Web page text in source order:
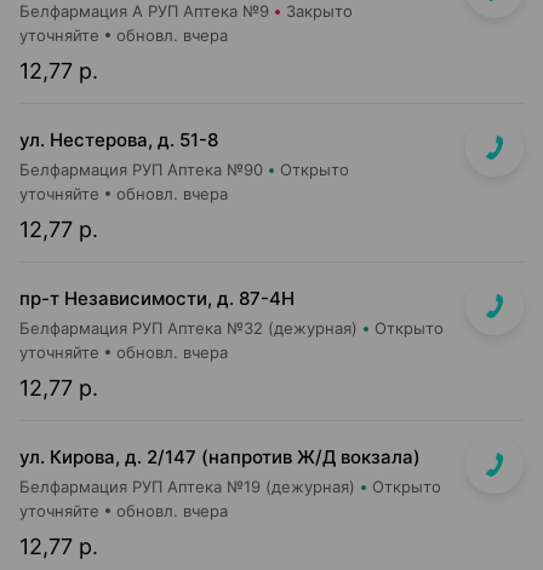
Белфармация А РУП Аптека №9 Закрыто
12,77 р.
уточняйте обновл. вчера
ул. Нестерова, д. 51-8
Белфармация РУП Аптека №90 Открыто
12,77 р.
уточняйте обновл. вчера
пр-т Независимости, д. 87-4Н
Белфармация РУП Аптека №32 (дежурная) Открыто
12,77 р.
уточняйте обновл. вчера
ул. Кирова, д. 2/147 (напротив Ж/Д вокзала)
Белфармация РУП Аптека №19 (дежурная) Открыто
12,77 р.
уточняйте обновл. вчера